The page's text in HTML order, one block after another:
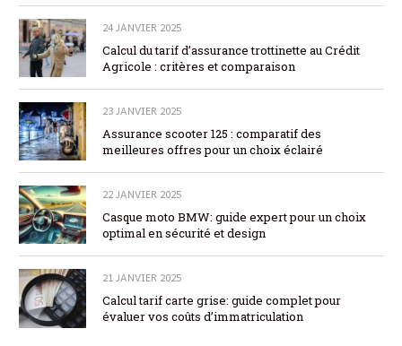
24 JANVIER 2025
Calcul du tarif d’assurance trottinette au Crédit
Agricole : critères et comparaison
23 JANVIER 2025
Assurance scooter 125 : comparatif des
meilleures offres pour un choix éclairé
22 JANVIER 2025
Casque moto BMW: guide expert pour un choix
optimal en sécurité et design
21 JANVIER 2025
Calcul tarif carte grise: guide complet pour
évaluer vos coûts d’immatriculation